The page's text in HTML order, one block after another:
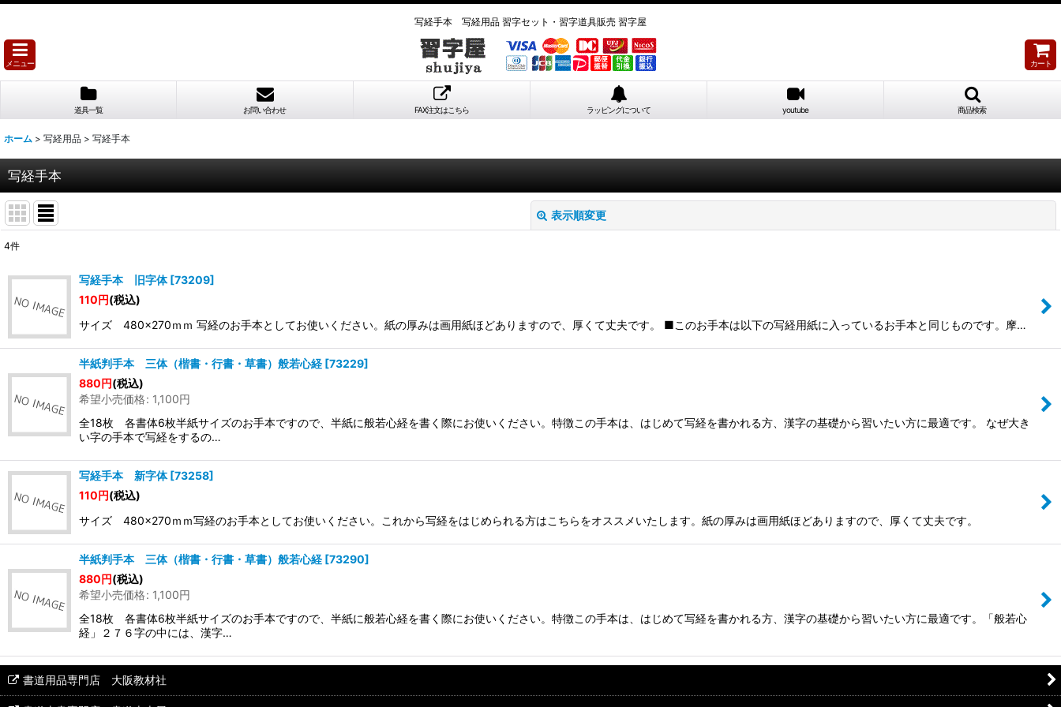
写経手本 写経用品 習字セット・習字道具販売 習字屋
メニュー カート
道具一覧 お問い合わせ FAX注文はこちら ラッピングについて youtube 商品検索
ホーム > 写経用品 > 写経手本
写経手本
表示順変更
並び順
絞り込む
4件
写経手本 旧字体 [73209]
110円(税込)
サイズ 480×270ｍｍ 写経のお手本としてお使いください。紙の厚みは画用紙ほどありますので、厚くて丈夫です。 ■このお手本は以下の写経用紙に入っているお手本と同じものです。摩…
半紙判手本 三体（楷書・行書・草書）般若心経 [73229]
880円(税込)
希望小売価格: 1,100円
全18枚 各書体6枚半紙サイズのお手本ですので、半紙に般若心経を書く際にお使いください。特徴この手本は、はじめて写経を書かれる方、漢字の基礎から習いたい方に最適です。 なぜ大き
い字の手本で写経をするの…
写経手本 新字体 [73258]
110円(税込)
サイズ 480×270ｍｍ写経のお手本としてお使いください。これから写経をはじめられる方はこちらをオススメいたします。紙の厚みは画用紙ほどありますので、厚くて丈夫です。
半紙判手本 三体（楷書・行書・草書）般若心経 [73290]
880円(税込)
希望小売価格: 1,100円
全18枚 各書体6枚半紙サイズのお手本ですので、半紙に般若心経を書く際にお使いください。特徴この手本は、はじめて写経を書かれる方、漢字の基礎から習いたい方に最適です。「般若心
経」２７６字の中には、漢字…
書道用品専門店 大阪教材社